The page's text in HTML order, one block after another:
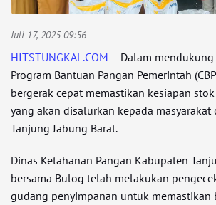
Juli 17, 2025 09:56
HITSTUNGKAL.COM – Dalam
Program Bantuan Pangan Pemerintah
bergerak cepat memastikan kesiapan
yang akan disalurkan kepada masyarakat
Tanjung Jabung Barat.
Dinas Ketahanan Pangan Kabupaten
bersama Bulog telah melakukan
gudang penyimpanan untuk memastikan